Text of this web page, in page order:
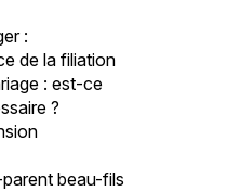
:
de la filiation
: est-ce
?
beau-fils